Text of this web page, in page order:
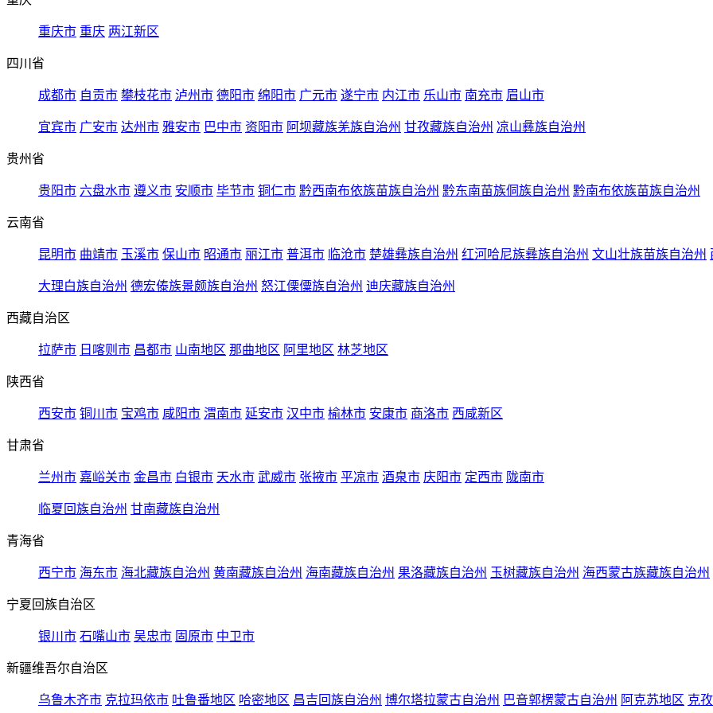
重庆市 重庆 两江新区
四川省
成都市 自贡市 攀枝花市 泸州市 德阳市 绵阳市 广元市 遂宁市 内江市 乐山市 南充市 眉山市
宜宾市 广安市 达州市 雅安市 巴中市 资阳市 阿坝藏族羌族自治州 甘孜藏族自治州 凉山彝族自治州
贵州省
贵阳市 六盘水市 遵义市 安顺市 毕节市 铜仁市 黔西南布依族苗族自治州 黔东南苗族侗族自治州 黔南布依族苗族自治州
云南省
昆明市 曲靖市 玉溪市 保山市 昭通市 丽江市 普洱市 临沧市 楚雄彝族自治州 红河哈尼族彝族自治州 文山壮族苗族自治州
大理白族自治州 德宏傣族景颇族自治州 怒江傈僳族自治州 迪庆藏族自治州
西藏自治区
拉萨市 日喀则市 昌都市 山南地区 那曲地区 阿里地区 林芝地区
陕西省
西安市 铜川市 宝鸡市 咸阳市 渭南市 延安市 汉中市 榆林市 安康市 商洛市 西咸新区
甘肃省
兰州市 嘉峪关市 金昌市 白银市 天水市 武威市 张掖市 平凉市 酒泉市 庆阳市 定西市 陇南市
临夏回族自治州 甘南藏族自治州
青海省
西宁市 海东市 海北藏族自治州 黄南藏族自治州 海南藏族自治州 果洛藏族自治州 玉树藏族自治州 海西蒙古族藏族自治州
宁夏回族自治区
银川市 石嘴山市 吴忠市 固原市 中卫市
新疆维吾尔自治区
乌鲁木齐市 克拉玛依市 吐鲁番地区 哈密地区 昌吉回族自治州 博尔塔拉蒙古自治州 巴音郭楞蒙古自治州 阿克苏地区 克